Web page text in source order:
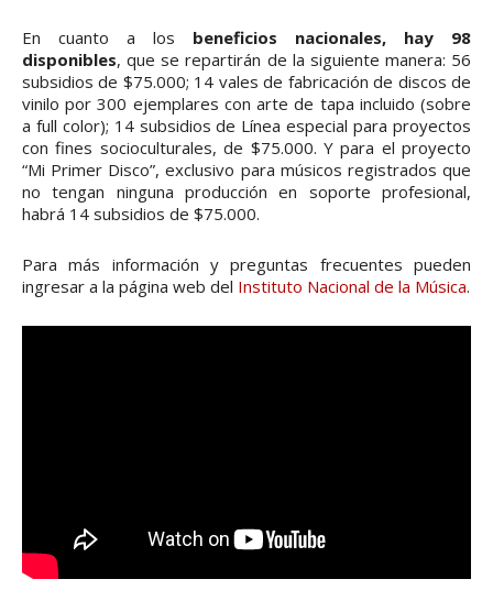
En cuanto a los beneficios nacionales, hay 98
disponibles, que se repartirán de la siguiente manera: 56
subsidios de $75.000; 14 vales de fabricación de discos de
vinilo por 300 ejemplares con arte de tapa incluido (sobre
a full color); 14 subsidios de Línea especial para proyectos
con fines socioculturales, de $75.000. Y para el proyecto
“Mi Primer Disco”, exclusivo para músicos registrados que
no tengan ninguna producción en soporte profesional,
habrá 14 subsidios de $75.000.
Para más información y preguntas frecuentes pueden
ingresar a la página web del Instituto Nacional de la Música.